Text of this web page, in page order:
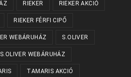
RIEKER RIEKER AKCIÓ
RIEKER FÉRFI CIPŐ
WEBÁRUHÁZ S.OLIVER
S.OLIVER WEBÁRUHÁZ
TAMARIS AKCIÓ